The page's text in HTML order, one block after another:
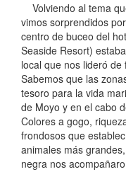
Volviendo al tema
vimos sorprendidos por
centro de buceo del
Seaside Resort)
local que nos lideró
Sabemos que las
tesoro para la vida
de Moyo y en el cabo
Colores a gogo,
frondosos que
animales más
negra nos